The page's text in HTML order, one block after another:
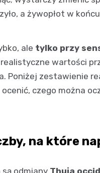
a żywopłot w
ale tylko przy
realistyczne wartości
Poniżej zestawienie
czego można
na które
odmiany Thuja